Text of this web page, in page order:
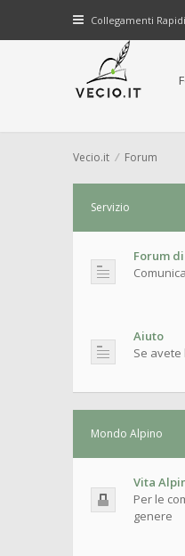
Collegamenti Rapidi
Vecio.it Forum
Servizio
Forum
Aiuto
Se
Mondo Alpino
Vita
Per le
genere